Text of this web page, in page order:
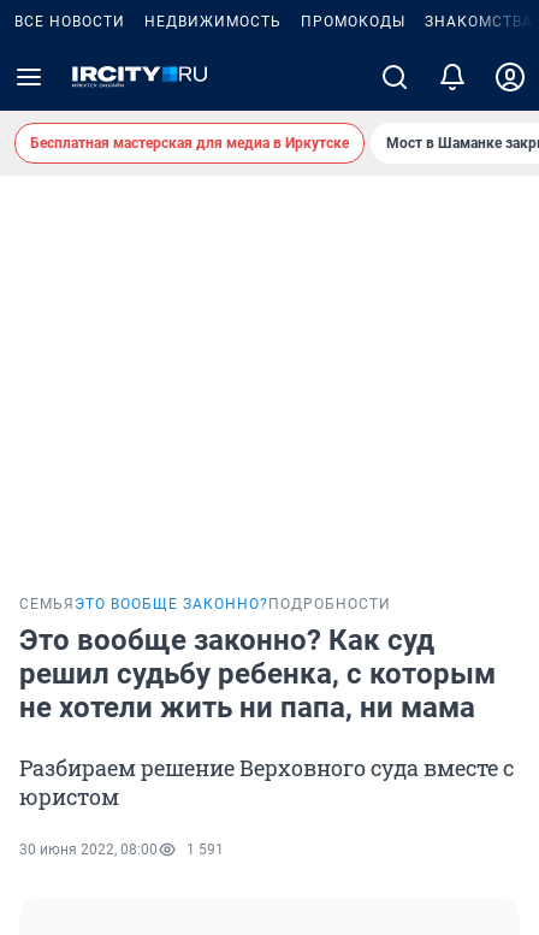
ВСЕ НОВОСТИ НЕДВИЖИМОСТЬ ПРОМОКОДЫ ЗНАКОМСТВА
Бесплатная мастерская для медиа в Иркутске Мост в Шаманке
СЕМЬЯ ЭТО ВООБЩЕ ЗАКОННО? ПОДРОБНОСТИ
Это вообще законно? Как суд
решил судьбу ребенка, с которым
не хотели жить ни папа, ни мама
Разбираем решение Верховного суда вместе с
юристом
30 июня 2022, 08:00 1 591